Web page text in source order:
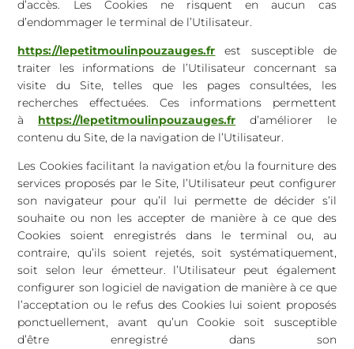
d’accès. Les Cookies ne risquent en aucun cas
d’endommager le terminal de l’Utilisateur.
https://lepetitmoulinpouzauges.fr
est susceptible de
traiter les informations de l’Utilisateur concernant sa
visite du Site, telles que les pages consultées, les
recherches effectuées. Ces informations permettent
à
https://lepetitmoulinpouzauges.fr
d’améliorer le
contenu du Site, de la navigation de l’Utilisateur.
Les Cookies facilitant la navigation et/ou la fourniture des
services proposés par le Site, l’Utilisateur peut configurer
son navigateur pour qu’il lui permette de décider s’il
souhaite ou non les accepter de manière à ce que des
Cookies soient enregistrés dans le terminal ou, au
contraire, qu’ils soient rejetés, soit systématiquement,
soit selon leur émetteur. l’Utilisateur peut également
configurer son logiciel de navigation de manière à ce que
l’acceptation ou le refus des Cookies lui soient proposés
ponctuellement, avant qu’un Cookie soit susceptible
d’être enregistré dans son